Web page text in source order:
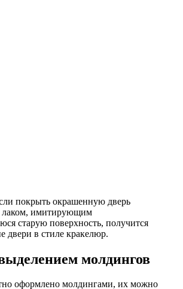
покрыть окрашенную дверь
лаком, имитирующим
старую поверхность, получится
двери в стиле кракелюр.
молдингов
оформлено молдингами, их можно